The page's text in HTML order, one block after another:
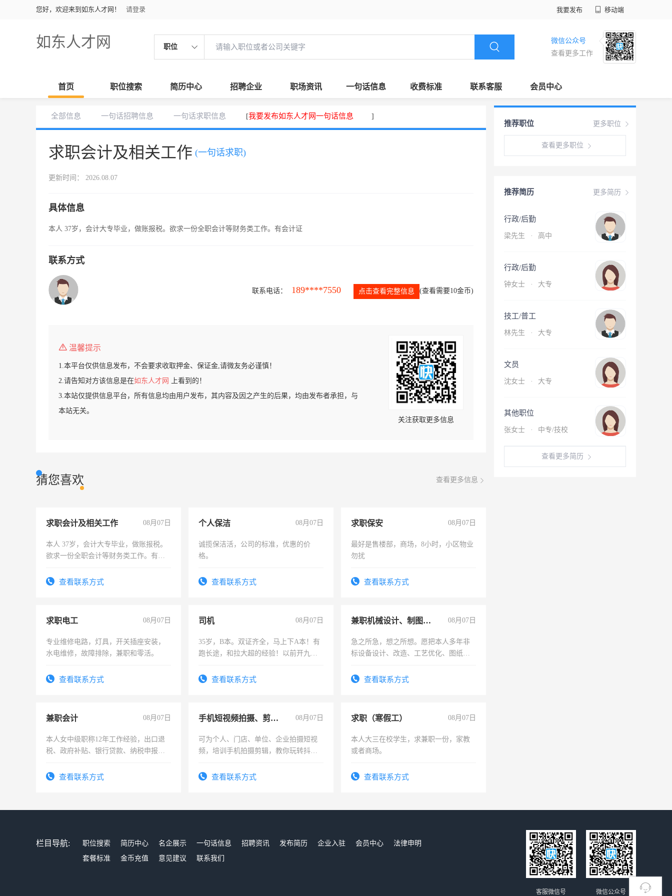
您好，欢迎来到如东人才网！ 请登录 我要发布 移动端
如东人才网 职位
微信公众号
查看更多工作
首页 职位搜索 简历中心 招聘企业 职场资讯 一句话信息 收费标准 联系客服 会员中心
全部信息 一句话招聘信息 一句话求职信息 [我要发布如东人才网一句话信息 ]
求职会计及相关工作 (一句话求职)
更新时间： 2026.08.07
具体信息
本人 37岁，会计大专毕业，做账报税。欲求一份全职会计等财务类工作。有会计证
联系方式
联系电话： 189****7550 点击查看完整信息 (查看需要10金币)
温馨提示
1.本平台仅供信息发布，不会要求收取押金、保证金,请微友务必谨慎！
2.请告知对方该信息是在如东人才网
上看到的！
3.本站仅提供信息平台，所有信息均由用户发布，其内容及因之产生的后果，均由发布者承担，与
本站无关。
关注获取更多信息
猜您喜欢 查看更多信息
求职会计及相关工作 08月07日
本人 37岁，会计大专毕业，做账报税。
欲求一份全职会计等财务类工作。有会
查看联系方式
个人保洁 08月07日
诚揽保洁活，公司的标准，优惠的价
格。
查看联系方式
求职保安 08月07日
最好是售楼部，商场，8小时，小区物业
勿扰
查看联系方式
求职电工 08月07日
专业维修电路，灯具，开关插座安装，
水电维修，故障排除，兼职和零活。
查看联系方式
司机 08月07日
35岁，B本。双证齐全，马上下A本！有
跑长途，和拉大超的经验！以前开九米
查看联系方式
兼职机械设计、制图、设备改造 08月07日
急之所急，想之所想。愿把本人多年非
标设备设计、改造、工艺优化、图纸制
结识有识之士，共享未来。
查看联系方式
兼职会计 08月07日
本人女中级职称12年工作经验，出口退
税、政府补贴、银行贷款、纳税申报、
务，财务咨询等业务。欲求兼职会计工
查看联系方式
手机短视频拍摄、剪辑、抖音快手 08月07日
可为个人、门店、单位、企业拍摄短视
频，培训手机拍摄剪辑，教你玩转抖音
频，培训手机拍摄剪辑，教你玩转抖
查看联系方式
求职（寒假工） 08月07日
本人大三在校学生，求兼职一份，家教
或者商场。
查看联系方式
更多职位
推荐职位
查看更多职位
更多简历
推荐简历
行政/后勤
梁先生 · 高中
行政/后勤
钟女士 · 大专
技工/普工
林先生 · 大专
文员
沈女士 · 大专
其他职位
张女士 · 中专/技校
查看更多简历
栏目导航: 职位搜索 简历中心 名企展示 一句话信息 招聘资讯 发布简历 企业入驻 会员中心
法律申明
套餐标准
金币充值 意见建议 联系我们
微信公众号
客服微信号